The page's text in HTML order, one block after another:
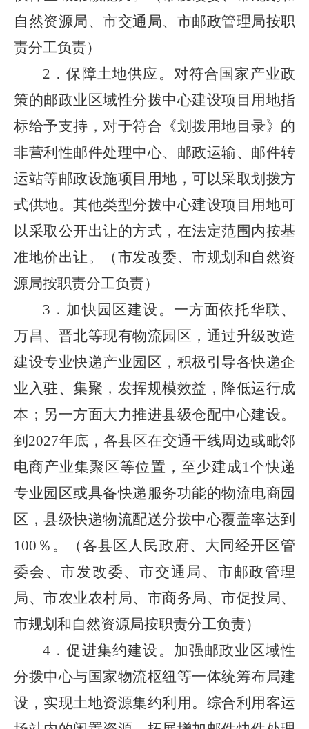
自然资源局、市交通局、市邮政管理局按职
责分工负责）
2．保障土地供应。对符合国家产业政
策的邮政业区域性分拨中心建设项目用地指
标给予支持，对于符合《划拨用地目录》的
非营利性邮件处理中心、邮政运输、邮件转
运站等邮政设施项目用地，可以采取划拨方
式供地。其他类型分拨中心建设项目用地可
以采取公开出让的方式，在法定范围内按基
准地价出让。（市发改委、市规划和自然资
源局按职责分工负责）
3．加快园区建设。一方面依托华联、
万昌、晋北等现有物流园区，通过升级改造
建设专业快递产业园区，积极引导各快递企
业入驻、集聚，发挥规模效益，降低运行成
本；另一方面大力推进县级仓配中心建设。
到2027年底，各县区在交通干线周边或毗邻
电商产业集聚区等位置，至少建成1个快递
专业园区或具备快递服务功能的物流电商园
区，县级快递物流配送分拨中心覆盖率达到
100％。（各县区人民政府、大同经开区管
委会、市发改委、市交通局、市邮政管理
局、市农业农村局、市商务局、市促投局、
市规划和自然资源局按职责分工负责）
4．促进集约建设。加强邮政业区域性
分拨中心与国家物流枢纽等一体统筹布局建
设，实现土地资源集约利用。综合利用客运